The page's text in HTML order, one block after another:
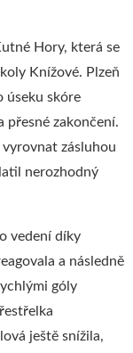
Hory, která se
Knížové. Plzeň
úseku skóre
přesné zakončení.
zásluhou
nerozhodný
vedení díky
a následně
góly
ještě snížila,